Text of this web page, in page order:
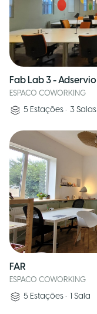
Fab Lab 3 - Adservio
ESPACO COWORKING
5 Estações • 3 Salas
FAR
ESPACO COWORKING
5 Estações • 1 Sala